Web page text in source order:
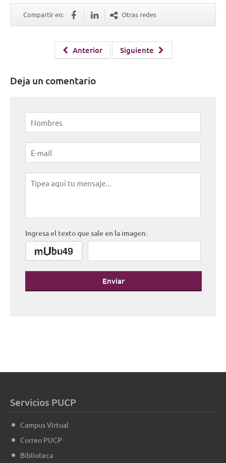
Compartir en: Otras redes
Anterior Siguiente
Deja un comentario
Ingresa el texto que sale en la imagen:
Enviar
Servicios PUCP
Campus Virtual
Correo PUCP
Biblioteca